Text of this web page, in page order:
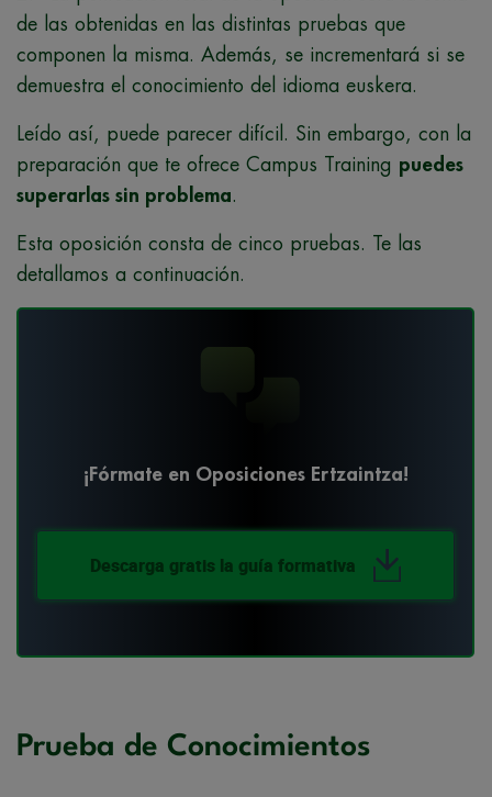
de las obtenidas en las distintas pruebas que
componen la misma. Además, se incrementará si se
demuestra el conocimiento del idioma euskera.
Leído así, puede parecer difícil. Sin embargo, con la
preparación que te ofrece Campus Training puedes
superarlas sin problema.
Esta oposición consta de cinco pruebas. Te las
detallamos a continuación.
¡Fórmate en Oposiciones Ertzaintza!
Descarga gratis la guía formativa
Prueba de Conocimientos